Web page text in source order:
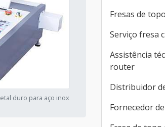
duro para aço inox
Fresas de
Serviço fresa
Assistência
router
Distribuidor
Fornecedor